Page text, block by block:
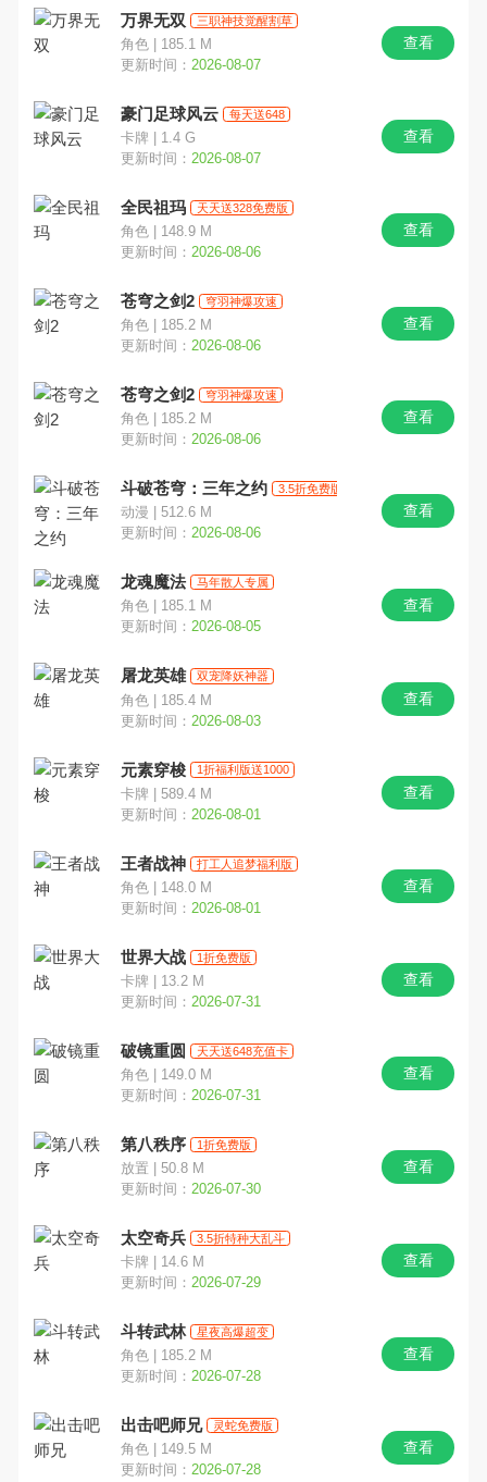
中国风 都市
摸金 开箱
末日 修仙
文字
万界无双 三职神技觉醒割草
角色 | 185.1 M
更新时间： 2026-08-07
查看
豪门足球风云 每天送648
卡牌 | 1.4 G
更新时间： 2026-08-07
查看
全民祖玛 天天送328免费版
角色 | 148.9 M
更新时间： 2026-08-06
查看
苍穹之剑2 穹羽神爆攻速
角色 | 185.2 M
更新时间： 2026-08-06
查看
苍穹之剑2 穹羽神爆攻速
角色 | 185.2 M
更新时间： 2026-08-06
查看
斗破苍穹：三年之约 3.5折免费版
动漫 | 512.6 M
更新时间： 2026-08-06
查看
龙魂魔法 马年散人专属
角色 | 185.1 M
更新时间： 2026-08-05
查看
屠龙英雄 双宠降妖神器
角色 | 185.4 M
更新时间： 2026-08-03
查看
元素穿梭 1折福利版送1000
卡牌 | 589.4 M
更新时间： 2026-08-01
查看
王者战神 打工人追梦福利版
角色 | 148.0 M
更新时间： 2026-08-01
查看
世界大战 1折免费版
卡牌 | 13.2 M
更新时间： 2026-07-31
查看
破镜重圆 天天送648充值卡
角色 | 149.0 M
更新时间： 2026-07-31
查看
第八秩序 1折免费版
放置 | 50.8 M
更新时间： 2026-07-30
查看
太空奇兵 3.5折特种大乱斗
卡牌 | 14.6 M
更新时间： 2026-07-29
查看
斗转武林 星夜高爆超变
角色 | 185.2 M
更新时间： 2026-07-28
查看
出击吧师兄 灵蛇免费版
角色 | 149.5 M
更新时间： 2026-07-28
查看